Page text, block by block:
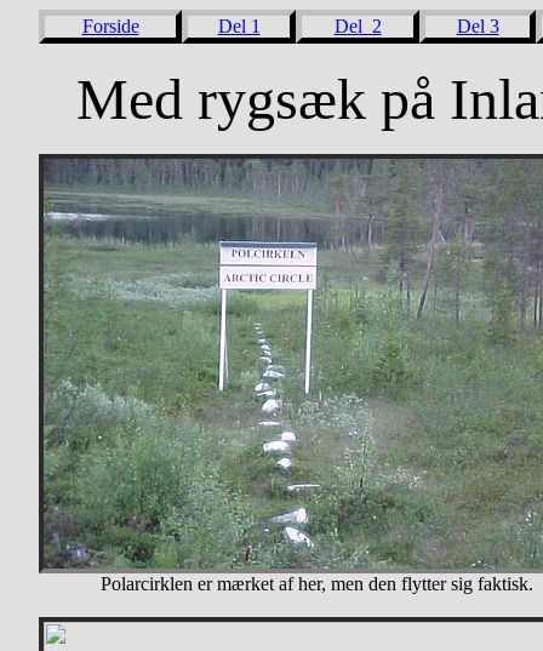
Forside Del 1 Del 2 Del 3
Med rygsæk på
Polarcirklen er mærket af her, men den flytter sig faktisk.